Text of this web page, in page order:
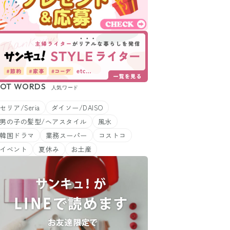
WORDS 人気ワード
セリア/Seria
ダイソー/DAISO
男の子の髪型/ヘアスタイル
風水
韓国ドラマ
業務スーパー
コストコ
イベント
夏休み お土産